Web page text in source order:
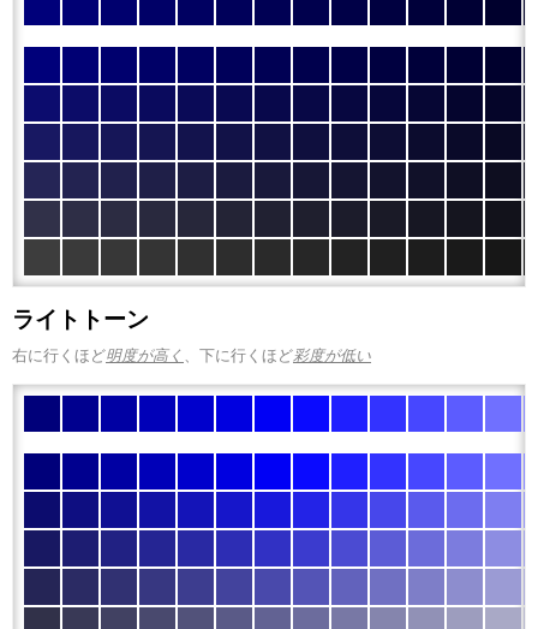
ライトトーン
右に行くほど明度が高く 、下に行くほど彩度が低い